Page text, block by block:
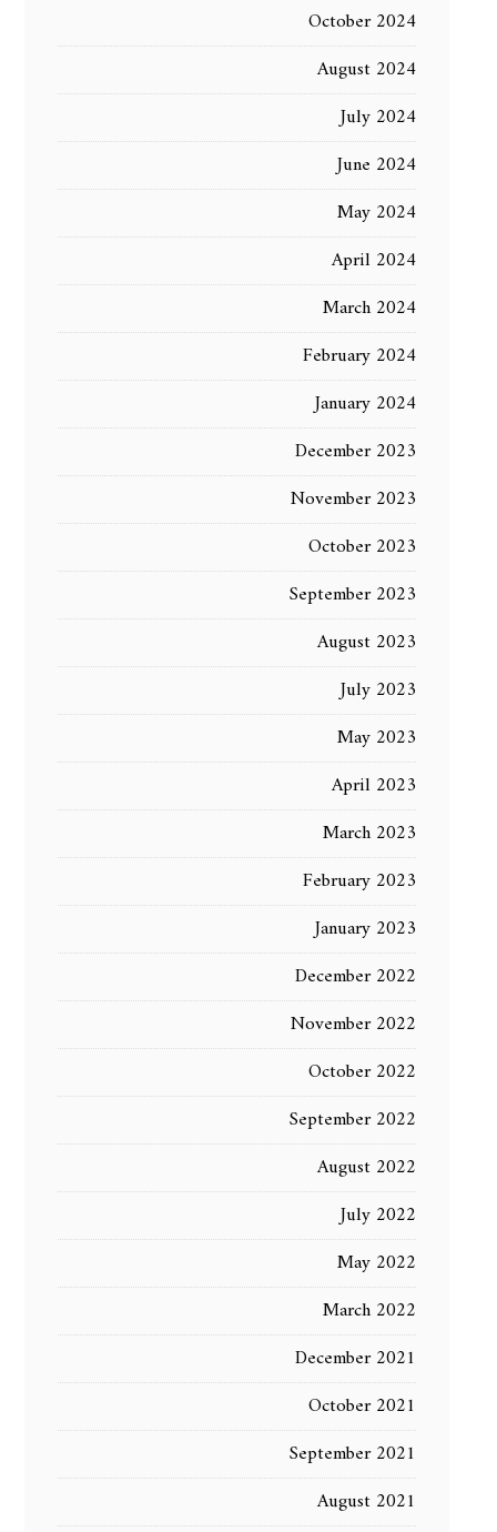
October 2024
August 2024
July 2024
June 2024
May 2024
April 2024
March 2024
February 2024
January 2024
December 2023
November 2023
October 2023
September 2023
August 2023
July 2023
May 2023
April 2023
March 2023
February 2023
January 2023
December 2022
November 2022
October 2022
September 2022
August 2022
July 2022
May 2022
March 2022
December 2021
October 2021
September 2021
August 2021